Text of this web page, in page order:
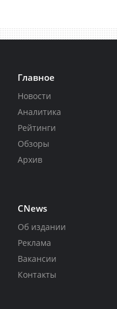
Главное
Новости
Аналитика
Рейтинги
Обзоры
Архив
CNews
Об издании
Реклама
Вакансии
Контакты